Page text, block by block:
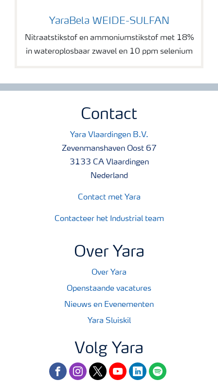
YaraBela WEIDE-SULFAN
YaraBela WEIDE-SULFAN
Nitraatstikstof en ammoniumstikstof met 18%
in wateroplosbaar zwavel en 10 ppm selenium
Contact
Yara Vlaardingen B.V.
Zevenmanshaven Oost 67
3133 CA Vlaardingen
Nederland
Contact met Yara
Contacteer het Industrial team
Over Yara
Over Yara
Openstaande vacatures
Nieuws en Evenementen
Yara Sluiskil
Volg Yara
facebookinstagram
twitteryoutubelinkedinspotify